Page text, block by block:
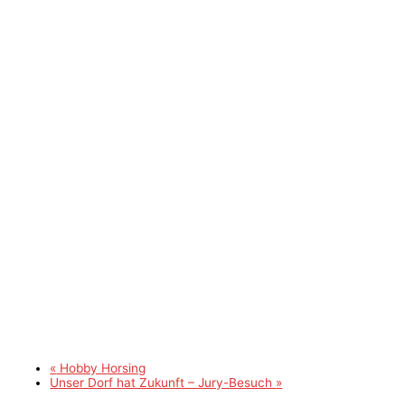
« Hobby Horsing
Unser Dorf hat Zukunft – Jury-Besuch »